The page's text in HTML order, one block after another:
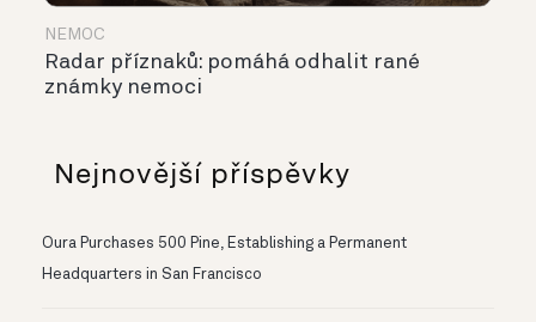
NEMOC
Radar příznaků: pomáhá odhalit rané
známky nemoci
Nejnovější příspěvky
Oura Purchases 500 Pine, Establishing a Permanent
Headquarters in San Francisco